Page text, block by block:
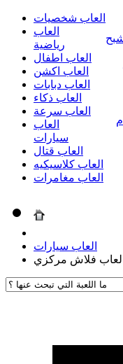
العاب شخصيات
العاب
رياضية
العاب اطفال
العاب اكشن
العاب دبابات
العاب ذكاء
العاب سرعة
العاب
سيارات
العاب قتال
العاب كلاسيكيه
العاب مغامرات
العاب سيارات
العاب فلاش مركزي